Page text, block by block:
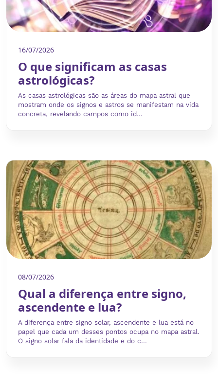
16/07/2026
O que significam as casas
astrológicas?
As casas astrológicas são as áreas do mapa astral que
mostram onde os signos e astros se manifestam na vida
concreta, revelando campos como id...
08/07/2026
Qual a diferença entre signo,
ascendente e lua?
A diferença entre signo solar, ascendente e lua está no
papel que cada um desses pontos ocupa no mapa astral.
O signo solar fala da identidade e do c...